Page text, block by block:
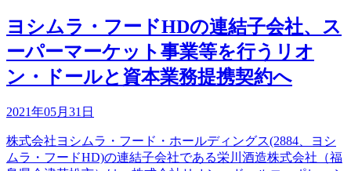
ヨシムラ・フードHDの連結子会社、ス
ーパーマーケット事業等を行うリオ
ン・ドールと資本業務提携契約へ
2021年05月31日
株式会社ヨシムラ・フード・ホールディングス(2884、ヨシ
ムラ・フードHD)の連結子会社である栄川酒造株式会社（福